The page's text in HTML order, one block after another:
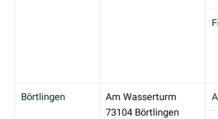
Börtlingen
Am Wasserturm
73104 Börtlingen